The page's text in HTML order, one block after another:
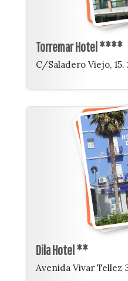
Torremar Hotel ****
C/Saladero Viejo,
Dila Hotel **
Avenida Vivar Tellez